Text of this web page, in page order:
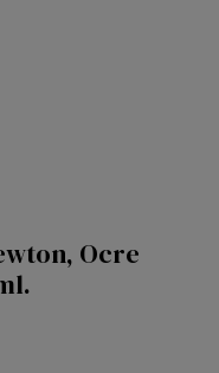
Ocre